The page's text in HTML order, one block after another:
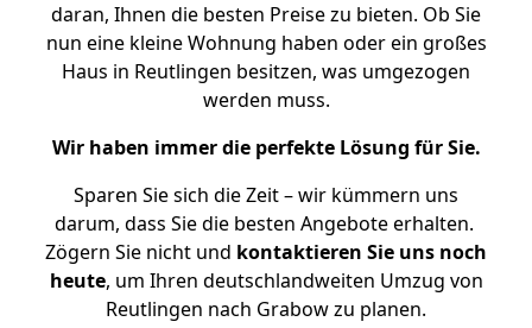
daran, Ihnen die besten Preise zu bieten. Ob Sie
nun eine kleine Wohnung haben oder ein großes
Haus in Reutlingen besitzen, was umgezogen
werden muss.
Wir haben immer die perfekte Lösung für Sie.
Sparen Sie sich die Zeit – wir kümmern uns
darum, dass Sie die besten Angebote erhalten.
Zögern Sie nicht und kontaktieren Sie uns noch
heute, um Ihren deutschlandweiten Umzug von
Reutlingen nach Grabow zu planen.